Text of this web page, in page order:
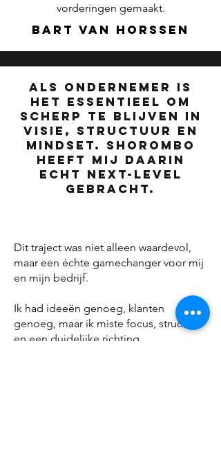
vorderingen gemaakt.
Bart van horssen
Als ondernemer is
het essentieel om
scherp te blijven in
visie, structuur en
mindset. Shorombo
heeft mij daarin
echt next-level
gebracht.
Dit traject was niet alleen waardevol,
maar een échte gamechanger voor mij
en mijn bedrijf.
Ik had ideeën genoeg, klanten
genoeg, maar ik miste focus, structuur
en een duidelijke richting.